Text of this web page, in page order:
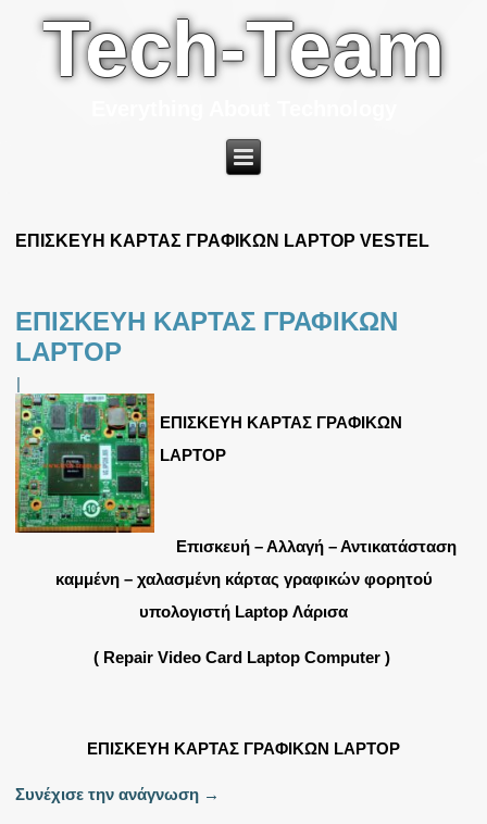
Tech-Team
ΕΠΙΣΚΕΥΗ ΚΑΡΤΑΣ ΓΡΑΦΙΚΩΝ LAPTOP VESTEL
ΕΠΙΣΚΕΥΗ ΚΑΡΤΑΣ ΓΡΑΦΙΚΩΝ
LAPTOP
|
ΕΠΙΣΚΕΥΗ ΚΑΡΤΑΣ ΓΡΑΦΙΚΩΝ
LAPTOP
Επισκευή – Αλλαγή – Αντικατάσταση
καμμένη – χαλασμένη κάρτας γραφικών φορητού
υπολογιστή Laptop Λάρισα
( Repair Video Card Laptop Computer )
ΕΠΙΣΚΕΥΗ ΚΑΡΤΑΣ ΓΡΑΦΙΚΩΝ LAPTOP
Συνέχισε την ανάγνωση →